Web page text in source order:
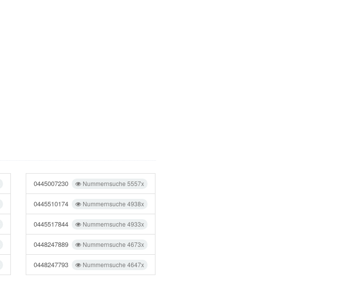
Nummernsuche 5557x
0445007230
Nummernsuche 4938x
0445510174
Nummernsuche 4933x
0445517844
Nummernsuche 4673x
0448247889
Nummernsuche 4647x
0448247793